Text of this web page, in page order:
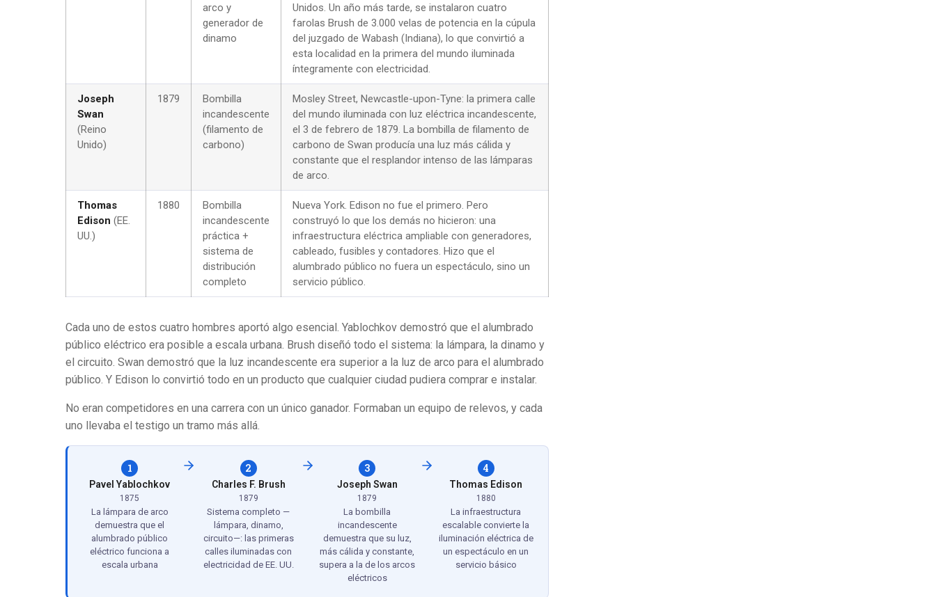
arco y
generador de
dinamo
Unidos. Un año más tarde, se instalaron cuatro
farolas Brush de 3.000 velas de potencia en la cúpula
del juzgado de Wabash (Indiana), lo que convirtió a
esta localidad en la primera del mundo iluminada
íntegramente con electricidad.
Joseph
Swan
(Reino
Unido)
1879
Bombilla
incandescente
(filamento de
carbono)
Mosley Street, Newcastle-upon-Tyne: la primera calle
del mundo iluminada con luz eléctrica incandescente,
el 3 de febrero de 1879. La bombilla de filamento de
carbono de Swan producía una luz más cálida y
constante que el resplandor intenso de las lámparas
de arco.
Thomas
Edison (EE.
UU.)
1880
Bombilla
incandescente
práctica +
sistema de
distribución
completo
Nueva York. Edison no fue el primero. Pero
construyó lo que los demás no hicieron: una
infraestructura eléctrica ampliable con generadores,
cableado, fusibles y contadores. Hizo que el
alumbrado público no fuera un espectáculo, sino un
servicio público.
Cada uno de estos cuatro hombres aportó algo esencial. Yablochkov demostró que el alumbrado
público eléctrico era posible a escala urbana. Brush diseñó todo el sistema: la lámpara, la dinamo y
el circuito. Swan demostró que la luz incandescente era superior a la luz de arco para el alumbrado
público. Y Edison lo convirtió todo en un producto que cualquier ciudad pudiera comprar e instalar.
No eran competidores en una carrera con un único ganador. Formaban un equipo de relevos, y cada
uno llevaba el testigo un tramo más allá.
1
Pavel Yablochkov
1875
La lámpara de arco
demuestra que el
alumbrado público
eléctrico funciona a
escala urbana
2
Charles F. Brush
1879
Sistema completo —
lámpara, dinamo,
circuito—: las primeras
calles iluminadas con
electricidad de EE. UU.
3
Joseph Swan
1879
La bombilla
incandescente
demuestra que su luz,
más cálida y constante,
supera a la de los arcos
eléctricos
4
Thomas Edison
1880
La infraestructura
escalable convierte la
iluminación eléctrica de
un espectáculo en un
servicio básico